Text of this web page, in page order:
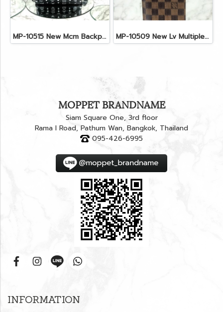
MP-10515 New Mcm Backpack Size M Black Shw MP-10509 New Lv Multiple Men Wallet Damier
MOPPET BRANDNAME
Siam Square One, 3rd floor
Rama I Road, Pathum Wan, Bangkok, Thailand
095-426-6995
INFORMATION